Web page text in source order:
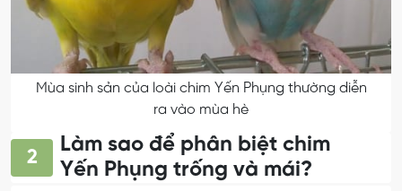
Mùa sinh sản của loài chim Yến Phụng thường diễn
ra vào mùa hè
2
Làm sao để phân biệt chim
Yến Phụng trống và mái?